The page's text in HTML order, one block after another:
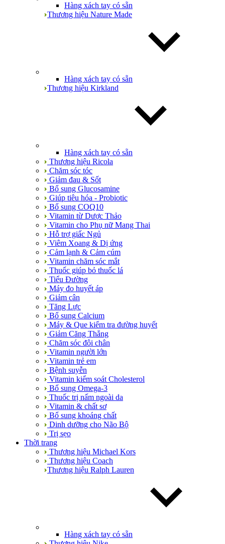
Hàng xách tay có sẵn
Thương hiệu Nature Made
Hàng xách tay có sẵn
Thương hiệu Kirkland
Hàng xách tay có sẵn
Thương hiệu Ricola
Chăm sóc tóc
Giảm đau & Sốt
Bổ sung Glucosamine
Giúp tiêu hóa - Probiotic
Bổ sung COQ10
Vitamin từ Dược Thảo
Vitamin cho Phụ nữ Mang Thai
Hỗ trợ giấc Ngủ
Viêm Xoang & Dị ứng
Cảm lạnh & Cảm cúm
Vitamin chăm sóc mắt
Thuốc giúp bỏ thuốc lá
Tiểu Đường
Máy đo huyết áp
Giảm cân
Tăng Lực
Bổ sung Calcium
Máy & Que kiểm tra đường huyết
Giảm Căng Thẳng
Chăm sóc đôi chân
Vitamin người lớn
Vitamin trẻ em
Bệnh suyễn
Vitamin kiểm soát Cholesterol
Bổ sung Omega-3
Thuốc trị nấm ngoài da
Vitamin & chất sơ
Bổ sung khoáng chất
Dinh dưỡng cho Não Bộ
Trị sẹo
Thời trang
Thương hiệu Michael Kors
Thương hiệu Coach
Thương hiệu Ralph Lauren
Hàng xách tay có sẵn